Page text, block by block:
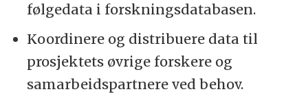
følgedata i forskningsdatabasen.
Koordinere og distribuere data til
prosjektets øvrige forskere og
samarbeidspartnere ved behov.